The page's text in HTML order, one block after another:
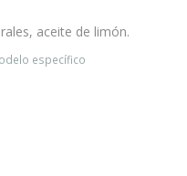
aceite de limón.
específico